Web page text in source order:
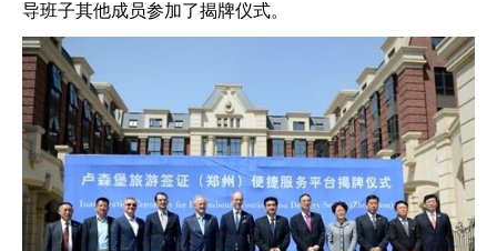
导班子其他成员参加了揭牌仪式。